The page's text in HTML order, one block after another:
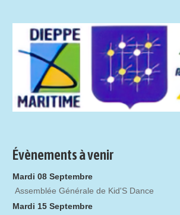
Évènements à venir
Mardi 08 Septembre
Assemblée Générale de Kid'S Dance
Mardi 15 Septembre